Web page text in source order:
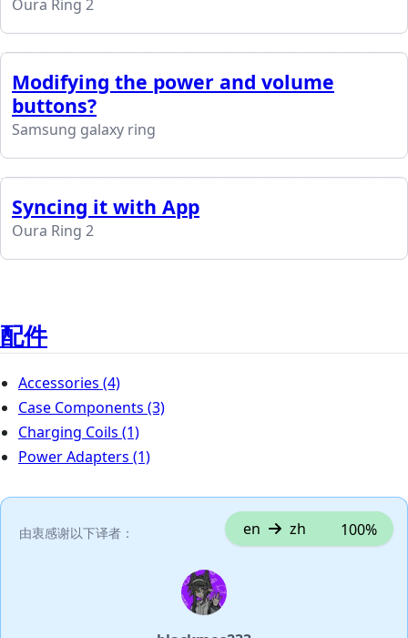
Oura Ring 2
Modifying the power and volume
buttons?
Samsung galaxy ring
Syncing it with App
Oura Ring 2
配件
Accessories (4)
Case Components (3)
Charging Coils (1)
Power Adapters (1)
由衷感谢以下译者： en zh 100%